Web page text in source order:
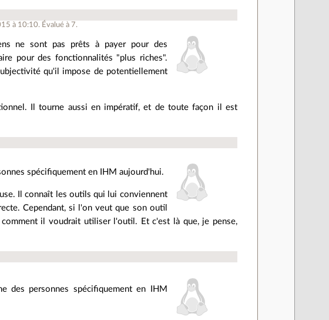
à 10:10. Évalué à7.
ne sont pas prêts à payer pour des
pour des fonctionnalités "plus riches".
qu'il impose de potentiellement
Il tourne aussi en impératif, et de toute façon il est
spécifiquement en IHM aujourd'hui.
Il connaît les outils qui lui conviennent
Cependant, si l'on veut que son outil
il voudrait utiliser l'outil. Et c'est là que, je pense,
des personnes spécifiquement en IHM